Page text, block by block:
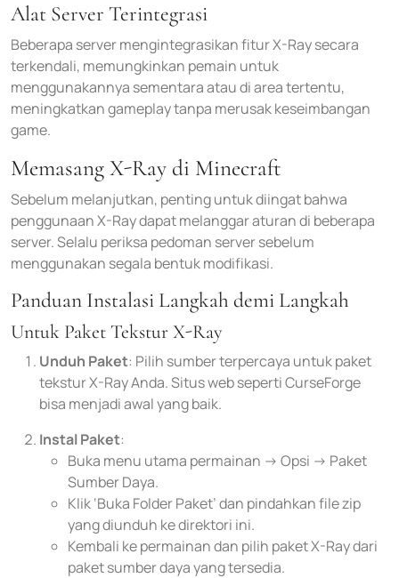
Alat Server Terintegrasi
Beberapa server mengintegrasikan fitur X-Ray secara
terkendali, memungkinkan pemain untuk
menggunakannya sementara atau di area tertentu,
meningkatkan gameplay tanpa merusak keseimbangan
game.
Memasang X-Ray di Minecraft
Sebelum melanjutkan, penting untuk diingat bahwa
penggunaan X-Ray dapat melanggar aturan di beberapa
server. Selalu periksa pedoman server sebelum
menggunakan segala bentuk modifikasi.
Panduan Instalasi Langkah demi Langkah
Untuk Paket Tekstur X-Ray
Unduh Paket: Pilih sumber terpercaya untuk paket
tekstur X-Ray Anda. Situs web seperti CurseForge
bisa menjadi awal yang baik.
Instal Paket:
Buka menu utama permainan -> Opsi -> Paket
Sumber Daya.
Klik ‘Buka Folder Paket’ dan pindahkan file zip
yang diunduh ke direktori ini.
Kembali ke permainan dan pilih paket X-Ray dari
paket sumber daya yang tersedia.